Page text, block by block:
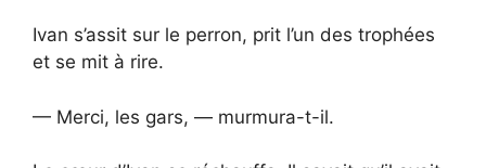
Ivan s’assit sur le perron, prit l’un des trophées
et se mit à rire.
— Merci, les gars, — murmura-t-il.